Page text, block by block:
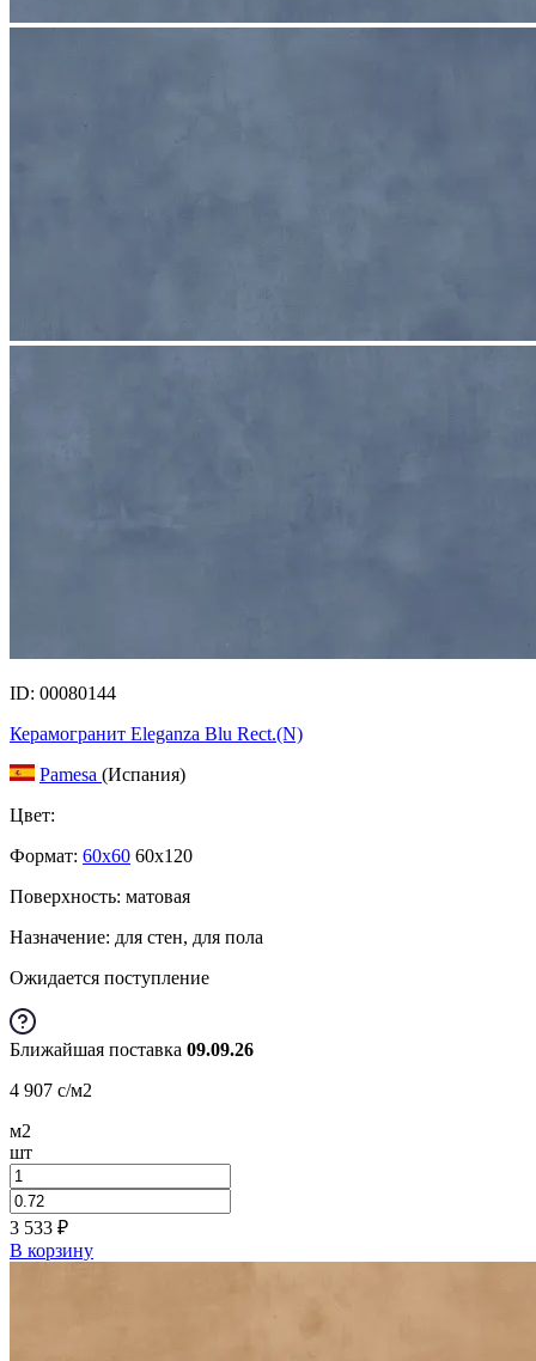
ID: 00080144
Керамогранит Eleganza Blu Rect.(N)
Pamesa (Испания)
Цвет:
Формат: 60x60 60x120
Поверхность: матовая
Назначение: для стен, для пола
Ожидается поступление
Ближайшая поставка 09.09.26
4 907 c/м2
м2
шт
3 533 ₽
В корзину